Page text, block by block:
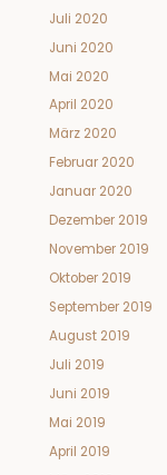
Juli 2020
Juni 2020
Mai 2020
April 2020
März 2020
Februar 2020
Januar 2020
Dezember 2019
November 2019
Oktober 2019
September 2019
August 2019
Juli 2019
Juni 2019
Mai 2019
April 2019